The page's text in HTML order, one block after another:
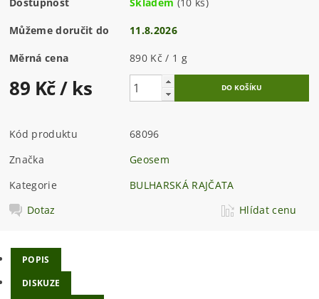
Můžeme doručit do 11.8.2026
Měrná cena 890 Kč / 1 g
89 Kč/ ks
Kód produktu
68096
Značka
Geosem
Kategorie
BULHARSKÁ RAJČATA
Dotaz
Hlídat cenu
POPIS
DISKUZE